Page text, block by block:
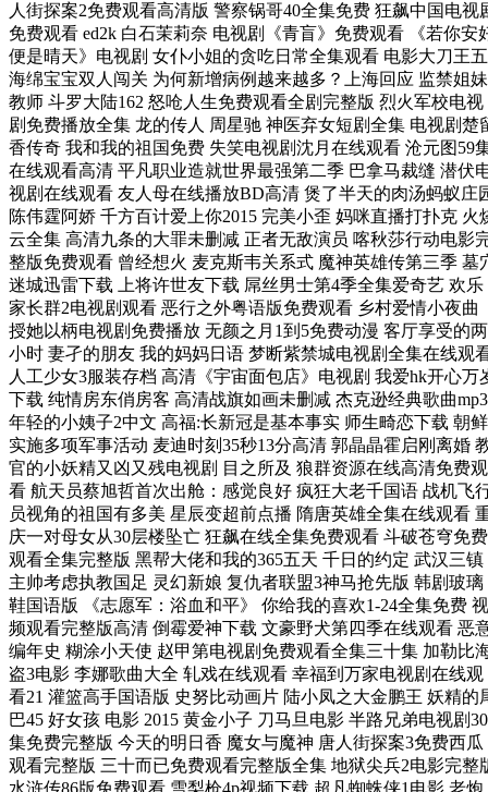
人街探案2免费观看高清版 警察锅哥40全集免费 狂飙中国电视
免费观看 ed2k 白石茉莉奈 电视剧《青盲》免费观看 《若你安
便是晴天》电视剧 女仆小姐的贪吃日常全集观看 电影大刀王五
海绵宝宝双人闯关 为何新增病例越来越多？上海回应 监禁姐妹
教师 斗罗大陆162 怒呛人生免费观看全剧完整版 烈火军校电视
剧免费播放全集 龙的传人 周星驰 神医弃女短剧全集 电视剧楚
香传奇 我和我的祖国免费 失笑电视剧沈月在线观看 沧元图59
在线观看高清 平凡职业造就世界最强第二季 巴拿马裁缝 潜伏
视剧在线观看 友人母在线播放BD高清 煲了半天的肉汤蚂蚁庄
陈伟霆阿娇 千方百计爱上你2015 完美小歪 妈咪直播打扑克 火
云全集 高清九条的大罪未删减 正者无敌演员 喀秋莎行动电影
整版免费观看 曾经想火 麦克斯韦关系式 魔神英雄传第三季 墓
迷城迅雷下载 上将许世友下载 屌丝男士第4季全集爱奇艺 欢乐
家长群2电视剧观看 恶行之外粤语版免费观看 乡村爱情小夜曲
授她以柄电视剧免费播放 无颜之月1到5免费动漫 客厅享受的两
小时 妻孑的朋友 我的妈妈日语 梦断紫禁城电视剧全集在线观
人工少女3服装存档 高清《宇宙面包店》电视剧 我爱hk开心万
下载 纯情房东俏房客 高清战旗如画未删减 杰克逊经典歌曲mp3
年轻的小姨子2中文 高福:长新冠是基本事实 师生畸恋下载 朝鲜
实施多项军事活动 麦迪时刻35秒13分高清 郭晶晶霍启刚离婚
官的小妖精又凶又残电视剧 目之所及 狼群资源在线高清免费观
看 航天员蔡旭哲首次出舱：感觉良好 疯狂大老千国语 战机飞
员视角的祖国有多美 星辰变超前点播 隋唐英雄全集在线观看
庆一对母女从30层楼坠亡 狂飙在线全集免费观看 斗破苍穹免费
观看全集完整版 黑帮大佬和我的365五天 千日的约定 武汉三镇
主帅考虑执教国足 灵幻新娘 复仇者联盟3神马抢先版 韩剧玻璃
鞋国语版 《志愿军：浴血和平》 你给我的喜欢1-24全集免费 视
频观看完整版高清 倒霉爱神下载 文豪野犬第四季在线观看 恶
编年史 糊涂小天使 赵甲第电视剧免费观看全集三十集 加勒比
盗3电影 李娜歌曲大全 轧戏在线观看 幸福到万家电视剧在线观
看21 灌篮高手国语版 史努比动画片 陆小凤之大金鹏王 妖精的
巴45 好女孩 电影 2015 黄金小子 刀马旦电影 半路兄弟电视剧30
集免费完整版 今天的明日香 魔女与魔神 唐人街探案3免费西瓜
观看完整版 三十而已免费观看完整版全集 地狱尖兵2电影完整